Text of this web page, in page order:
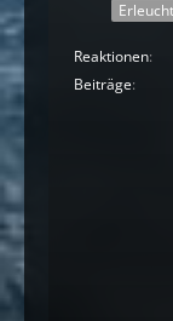
Reaktionen
Beiträge